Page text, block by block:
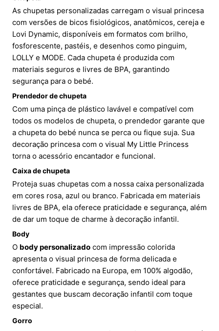
As chupetas personalizadas carregam o visual princesa
com versões de bicos fisiológicos, anatômicos, cereja e
Lovi Dynamic, disponíveis em formatos com brilho,
fosforescente, pastéis, e desenhos como pinguim,
LOLLY e MODE. Cada chupeta é produzida com
materiais seguros e livres de BPA, garantindo
segurança para o bebé.
Prendedor de chupeta
Com uma pinça de plástico lavável e compatível com
todos os modelos de chupeta, o prendedor garante que
a chupeta do bebé nunca se perca ou fique suja. Sua
decoração princesa com o visual My Little Princess
torna o acessório encantador e funcional.
Caixa de chupeta
Proteja suas chupetas com a nossa caixa personalizada
em cores rosa, azul ou branco. Fabricada em materiais
livres de BPA, ela oferece praticidade e segurança, além
de dar um toque de charme à decoração infantil.
Body
O body personalizado com impressão colorida
apresenta o visual princesa de forma delicada e
confortável. Fabricado na Europa, em 100% algodão,
oferece praticidade e segurança, sendo ideal para
gestantes que buscam decoração infantil com toque
especial.
Gorro